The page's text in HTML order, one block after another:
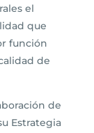
el
que
función
de
de
Estrategia